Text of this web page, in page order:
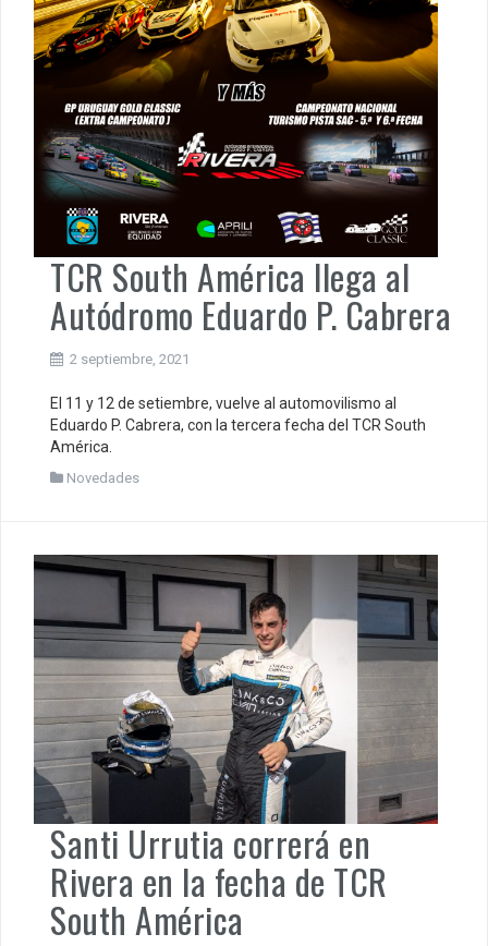
TCR South América llega al
Autódromo Eduardo P. Cabrera
2 septiembre, 2021
El 11 y 12 de setiembre, vuelve al automovilismo al
Eduardo P. Cabrera, con la tercera fecha del TCR South
América.
Novedades
Santi Urrutia correrá en
Rivera en la fecha de TCR
South América